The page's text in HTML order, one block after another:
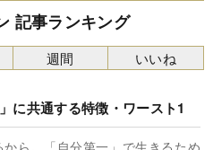
記事ランキング
に共通する特徴・ワースト1
週間 いいね